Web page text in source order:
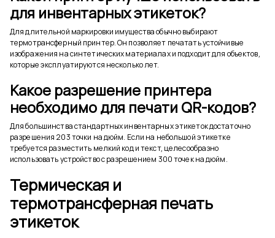
для инвентарных этикеток?
Для длительной маркировки имущества обычно выбирают
термотрансферный принтер. Он позволяет печатать устойчивые
изображения на синтетических материалах и подходит для объектов,
которые эксплуатируются несколько лет.
Какое разрешение принтера
необходимо для печати QR-кодов?
Для большинства стандартных инвентарных этикеток достаточно
разрешения 203 точки на дюйм. Если на небольшой этикетке
требуется разместить мелкий код и текст, целесообразно
использовать устройство с разрешением 300 точек на дюйм.
Термическая и
термотрансферная печать
этикеток